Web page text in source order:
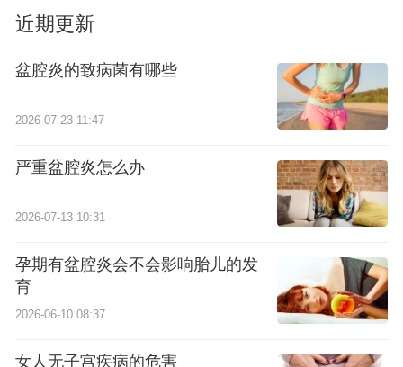
近期更新
盆腔炎的致病菌有哪些
2026-07-23 11:47
严重盆腔炎怎么办
2026-07-13 10:31
孕期有盆腔炎会不会影响胎儿的发
育
2026-06-10 08:37
女人无子宫疾病的危害